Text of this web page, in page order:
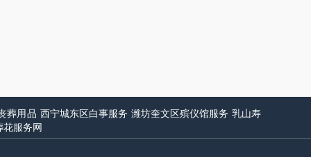
葬用品 西宁城东区白事服务 潍坊奎文区殡仪馆服务 乳山寿
花服务网